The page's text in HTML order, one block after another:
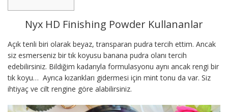
Nyx HD Finishing Powder Kullananlar
Açık tenli biri olarak beyaz, transparan pudra tercih ettim. Ancak
siz esmerseniz bir tık koyusu banana pudra olanı tercih
edebilirsiniz. Bildiğim kadarıyla formulasyonu aynı ancak rengi bir
tık koyu… Ayrıca kızarıkları gidermesi için mint tonu da var. Siz
ihtiyaç ve cilt rengine göre alabilirsiniz.